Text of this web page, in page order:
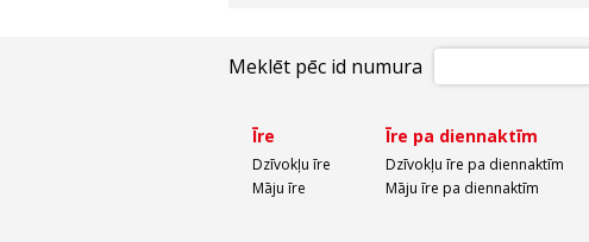
Meklēt pēc id numura
Īre
Dzīvokļu īre
Māju īre
Īre pa diennaktīm
Dzīvokļu īre pa diennaktīm
Māju īre pa diennaktīm